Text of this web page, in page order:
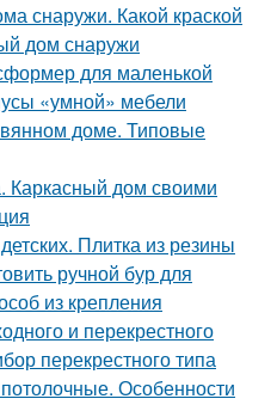
снаружи. Какой краской
дом снаружи
для маленькой
«умной» мебели
доме. Типовые
Каркасный дом своими
Плитка из резины
ручной бур для
из крепления
и перекрестного
перекрестного типа
Особенности